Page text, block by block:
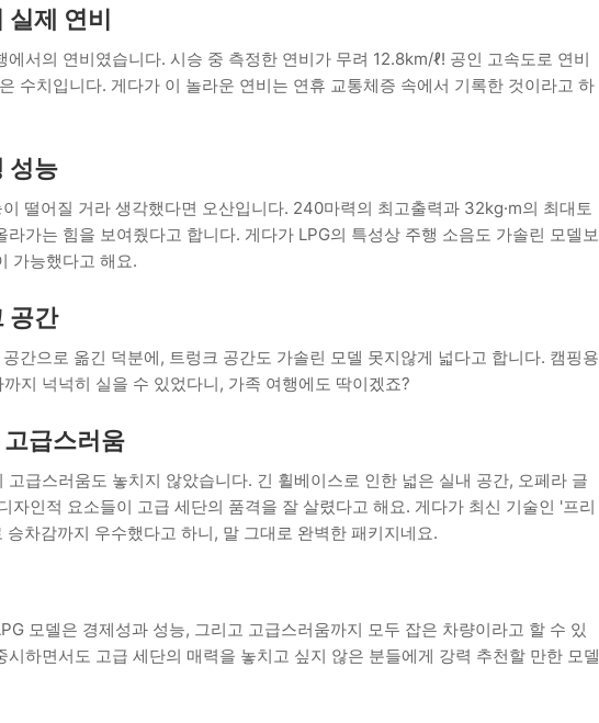
실제 연비
에서의 연비였습니다. 시승 중 측정한 연비가 무려 12.8km/ℓ! 공인 고속도로 연비
수치입니다. 게다가 이 놀라운 연비는 연휴 교통체증 속에서 기록한 것이라고 하
성능
떨어질 거라 생각했다면 오산입니다. 240마력의 최고출력과 32kg·m의 최대토
라가는 힘을 보여줬다고 합니다. 게다가 LPG의 특성상 주행 소음도 가솔린 모델보
가능했다고 해요.
공간
간으로 옮긴 덕분에, 트렁크 공간도 가솔린 모델 못지않게 넓다고 합니다. 캠핑용
지 넉넉히 실을 수 있었다니, 가족 여행에도 딱이겠죠?
급스러움
고급스러움도 놓치지 않았습니다. 긴 휠베이스로 인한 넓은 실내 공간, 오페라 글
자인적 요소들이 고급 세단의 품격을 잘 살렸다고 해요. 게다가 최신 기술인 '프리
차감까지 우수했다고 하니, 말 그대로 완벽한 패키지네요.
모델은 경제성과 성능, 그리고 고급스러움까지 모두 잡은 차량이라고 할 수 있
시하면서도 고급 세단의 매력을 놓치고 싶지 않은 분들에게 강력 추천할 만한 모델